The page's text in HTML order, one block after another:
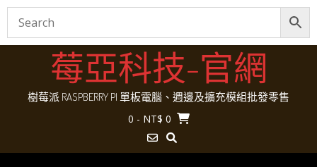
Skip
莓亞科技-官網
樹莓派 RASPBERRY PI 單板電腦、週邊及擴充模組批發零售
0 - NT$ 0